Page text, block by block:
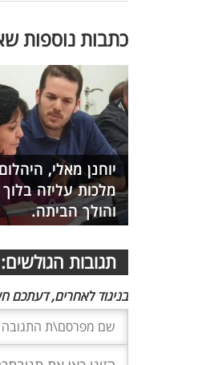
כתבות נוספות
יוחנן מאלי,
מלכות עליזה
והולך הביתה.
תגובות הגולשים:
בניגוד לאחרים, דעתכם